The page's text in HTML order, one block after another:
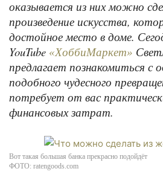
оказывается из них можно
произведение искусства,
достойное место в доме.
YouTube «ХоббиМаркет»
предлагает познакомиться с
подобного чудесного
потребует от вас
финансовых затрат.
Вот такая большая банка прекрасно подойдёт
ФОТО: ratengoods.com